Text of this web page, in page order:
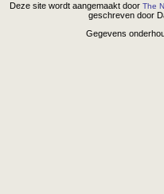
Deze site wordt aangemaakt door The
geschreven door
Gegevens